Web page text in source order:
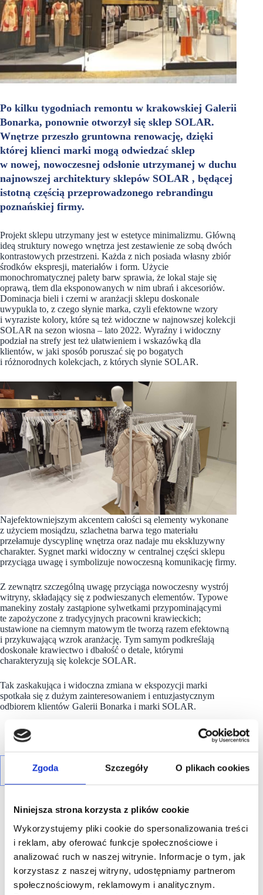
Zgoda Szczegóły O plikach cookies
Niniejsza strona korzysta z plików cookie
Wykorzystujemy pliki cookie do spersonalizowania treści
i reklam, aby oferować funkcje społecznościowe i
analizować ruch w naszej witrynie. Informacje o tym, jak
korzystasz z naszej witryny, udostępniamy partnerom
społecznościowym, reklamowym i analitycznym.
Po kilku tygodniach remontu w krakowskiej Galerii
Bonarka, ponownie otworzył się sklep SOLAR.
Wnętrze przeszło gruntowna renowację, dzięki
której klienci marki mogą odwiedzać sklep
w nowej, nowoczesnej odsłonie utrzymanej w duchu
najnowszej architektury sklepów SOLAR , będącej
istotną częścią przeprowadzonego rebrandingu
poznańskiej firmy.
Projekt sklepu utrzymany jest w estetyce minimalizmu. Główną
ideą struktury nowego wnętrza jest zestawienie ze sobą dwóch
kontrastowych przestrzeni. Każda z nich posiada własny zbiór
środków ekspresji, materiałów i form. Użycie
monochromatycznej palety barw sprawia, że lokal staje się
oprawą, tłem dla eksponowanych w nim ubrań i akcesoriów.
Dominacja bieli i czerni w aranżacji sklepu doskonale
uwypukla to, z czego słynie marka, czyli efektowne wzory
i wyraziste kolory, które są też widoczne w najnowszej kolekcji
SOLAR na sezon wiosna – lato 2022. Wyraźny i widoczny
podział na strefy jest też ułatwieniem i wskazówką dla
klientów, w jaki sposób poruszać się po bogatych
i różnorodnych kolekcjach, z których słynie SOLAR.
Najefektowniejszym akcentem całości są elementy wykonane
z użyciem mosiądzu, szlachetna barwa tego materiału
przełamuje dyscyplinę wnętrza oraz nadaje mu ekskluzywny
charakter. Sygnet marki widoczny w centralnej części sklepu
przyciąga uwagę i symbolizuje nowoczesną komunikację firmy.
Z zewnątrz szczególną uwagę przyciąga nowoczesny wystrój
witryny, składający się z podwieszanych elementów. Typowe
manekiny zostały zastąpione sylwetkami przypominającymi
te zapożyczone z tradycyjnych pracowni krawieckich;
ustawione na ciemnym matowym tle tworzą razem efektowną
i przykuwającą wzrok aranżację. Tym samym podkreślają
doskonałe krawiectwo i dbałość o detale, którymi
charakteryzują się kolekcje SOLAR.
Tak zaskakująca i widoczna zmiana w ekspozycji marki
spotkała się z dużym zainteresowaniem i entuzjastycznym
odbiorem klientów Galerii Bonarka i marki SOLAR.
R E K L A M A